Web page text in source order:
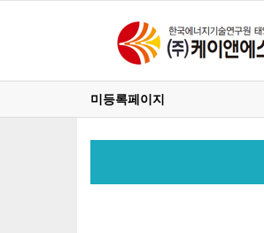
미등록페이지